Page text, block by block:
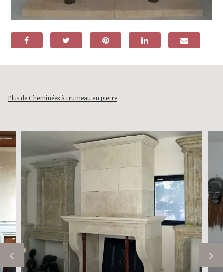
Plus de Cheminées à trumeau en pierre